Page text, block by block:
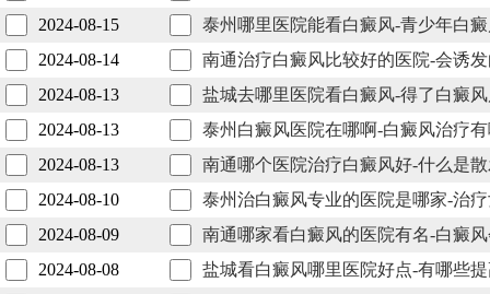
2024-08-15
泰州哪里医院能看白癜风-青少年白
2024-08-14
南通治疗白癜风比较好的医院-会诱
2024-08-13
盐城去哪里医院看白癜风-得了白癜
2024-08-13
泰州白癜风医院在哪啊-白癜风治疗
2024-08-13
南通哪个医院治疗白癜风好-什么是
2024-08-10
泰州治白癜风专业的医院是哪家-治
2024-08-09
南通哪家看白癜风的医院有名-白癜
2024-08-08
盐城看白癜风哪里医院好点-有哪些